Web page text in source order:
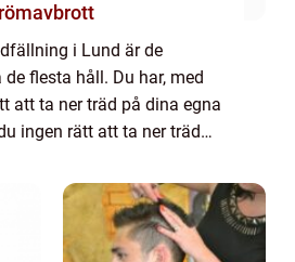
i Lund är de
flesta håll. Du har, med
att ta ner träd på dina egna
ingen rätt att ta ner träd
det kan vara. B...